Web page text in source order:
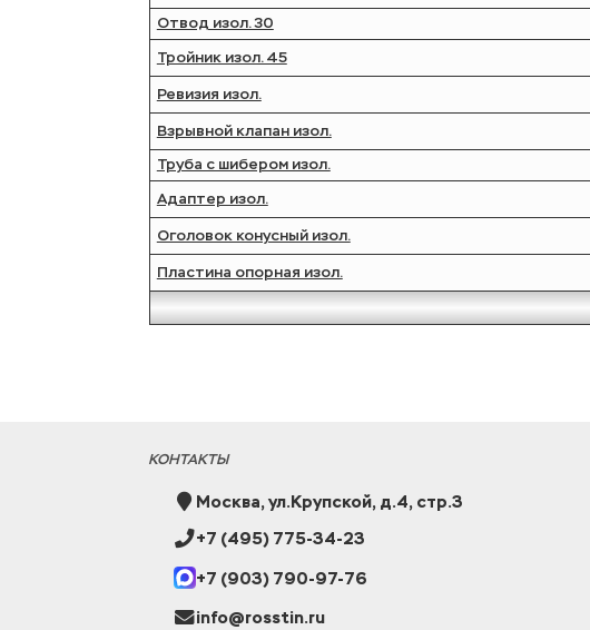
Отвод изол. 30
Тройник изол. 45
Ревизия изол.
Взрывной клапан изол.
Труба с шибером изол.
Адаптер изол.
Оголовок конусный изол.
Пластина опорная изол.
КОНТАКТЫ
Москва, ул.Крупской, д.4, стр.3
+7 (495) 775-34-23
+7 (903) 790-97-76
info@rosstin.ru